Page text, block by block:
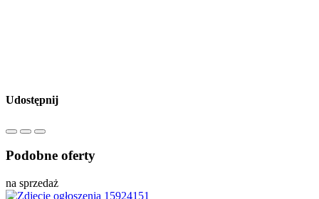
Udostępnij
Podobne oferty
na sprzedaż